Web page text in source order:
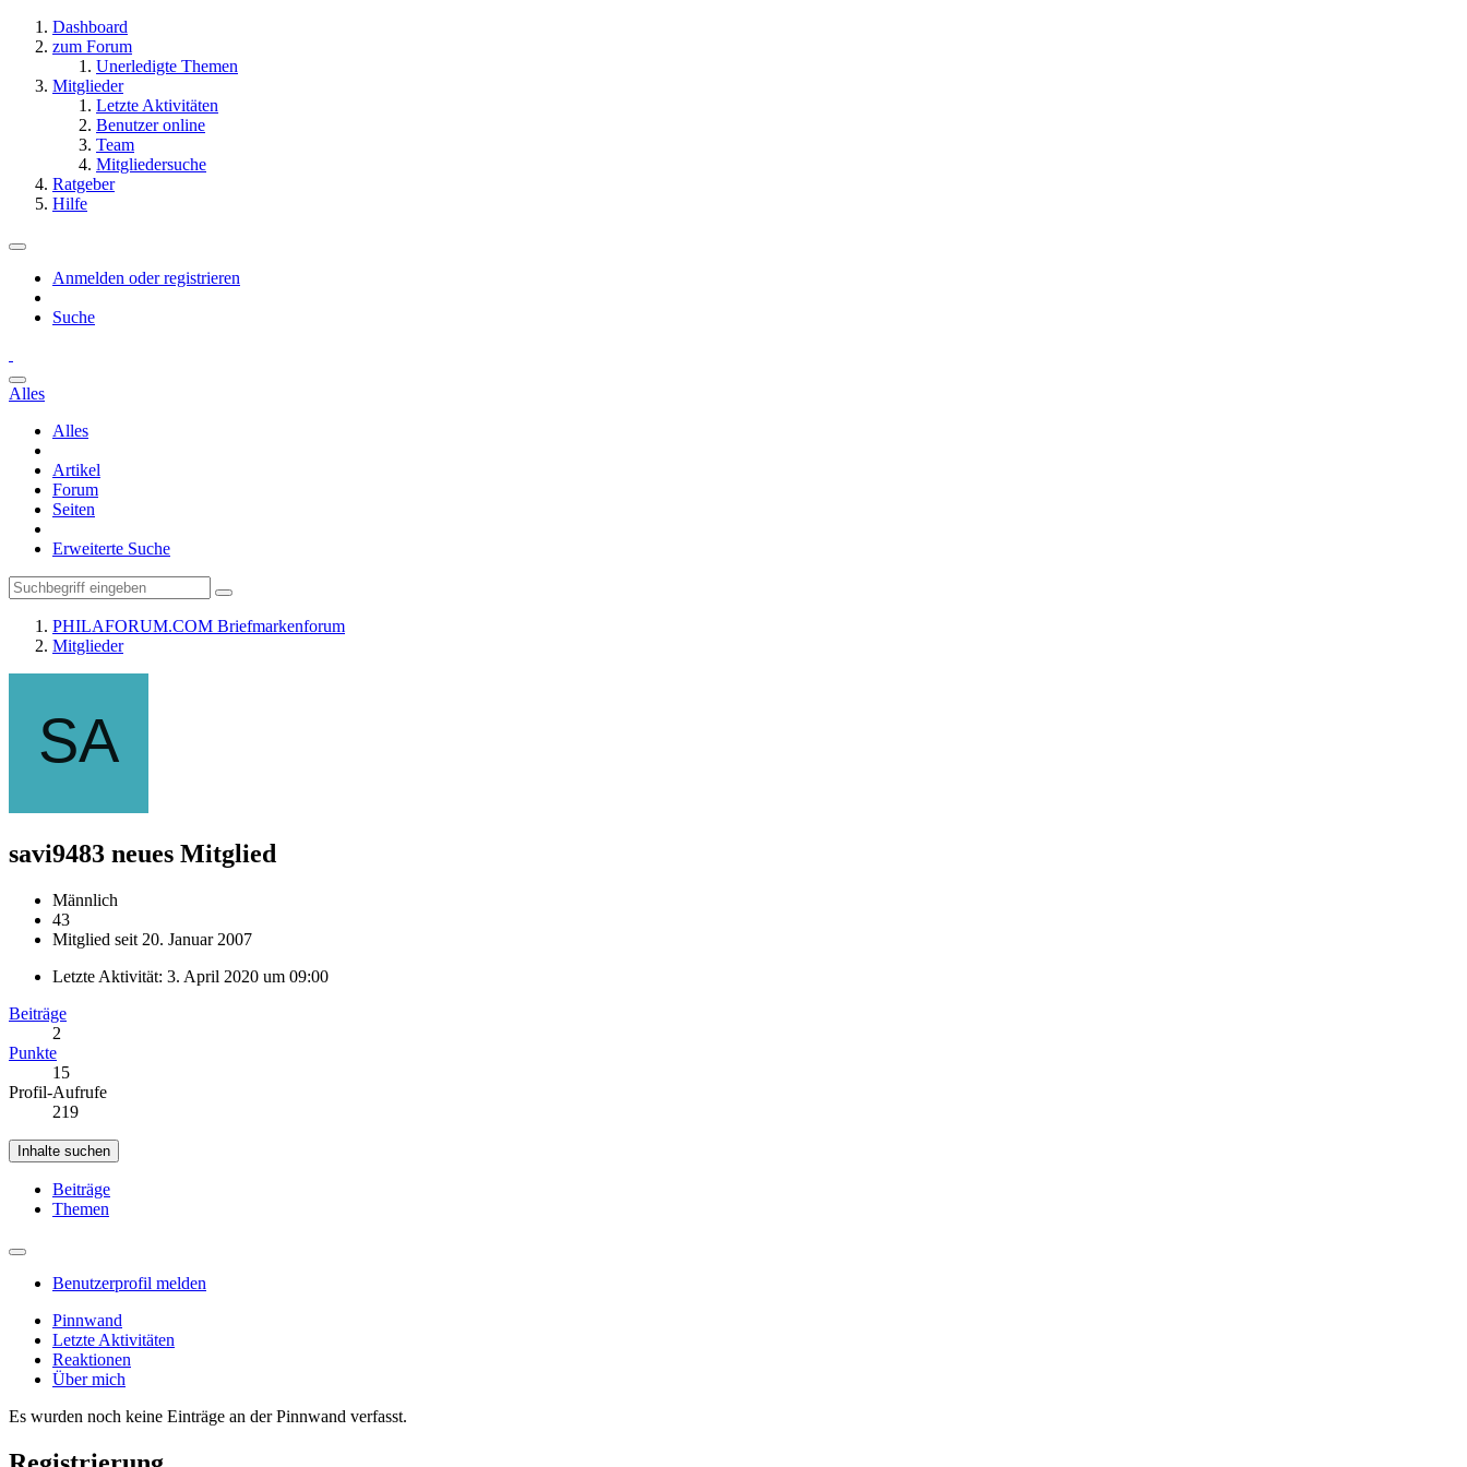
Dashboard
zum Forum
Unerledigte Themen
Mitglieder
Letzte Aktivitäten
Benutzer online
Team
Mitgliedersuche
Ratgeber
Hilfe
Anmelden oder registrieren
Suche
Alles
Alles
Artikel
Forum
Seiten
Erweiterte Suche
PHILAFORUM.COM Briefmarkenforum
Mitglieder
savi9483 neues Mitglied
Männlich
43
Mitglied seit 20. Januar 2007
Letzte Aktivität: 3. April 2020 um 09:00
Beiträge
2
Punkte
15
Profil-Aufrufe
219
Inhalte suchen
Beiträge
Themen
Benutzerprofil melden
Pinnwand
Letzte Aktivitäten
Reaktionen
Über mich
Es wurden noch keine Einträge an der Pinnwand verfasst.